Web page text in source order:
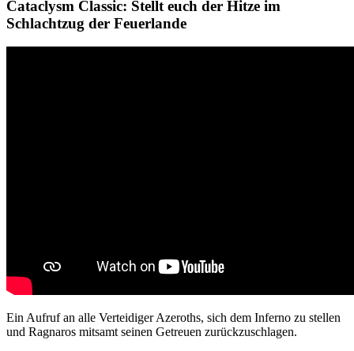
Cataclysm Classic: Stellt euch der Hitze im
Schlachtzug der Feuerlande
Ein Aufruf an alle Verteidiger Azeroths, sich dem Inferno zu stellen
und Ragnaros mitsamt seinen Getreuen zurückzuschlagen.